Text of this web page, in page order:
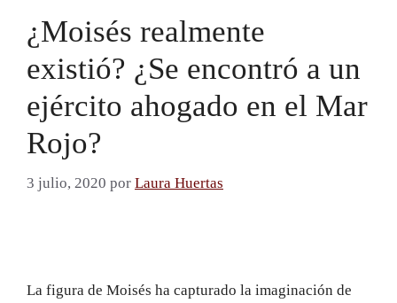
¿Moisés realmente
existió? ¿Se encontró a un
ejército ahogado en el Mar
Rojo?
3 julio, 2020 por Laura Huertas
La figura de Moisés ha capturado la imaginación de